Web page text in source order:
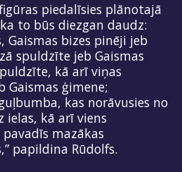
piedalīsies plānotajā
to būs diezgan daudz:
Gaismas bizes pinēji jeb
spuldzīte jeb Gaismas
kā arī viņas
ģimene;
kas norāvusies no
ielas, kā arī viens
pavadīs mazākas
papildina Rūdolfs.